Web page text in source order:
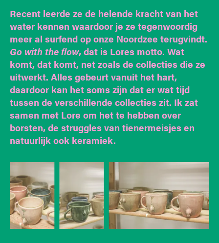
Recent leerde ze de helende kracht van het
water kennen waardoor je ze tegenwoordig
meer al surfend op onze Noordzee terugvindt.
Go with the flow, dat is Lores motto. Wat
komt, dat komt, net zoals de collecties die ze
uitwerkt. Alles gebeurt vanuit het hart,
daardoor kan het soms zijn dat er wat tijd
tussen de verschillende collecties zit. Ik zat
samen met Lore om het te hebben over
borsten, de struggles van tienermeisjes en
natuurlijk ook keramiek.